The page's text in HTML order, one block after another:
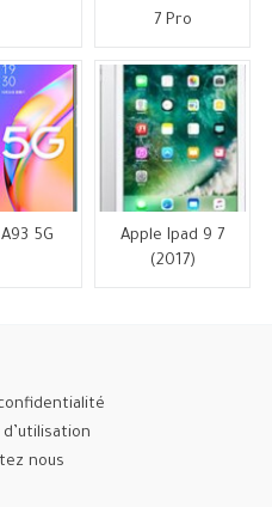
7 Pro
5G
Apple Ipad 9 7
(2017)
nous